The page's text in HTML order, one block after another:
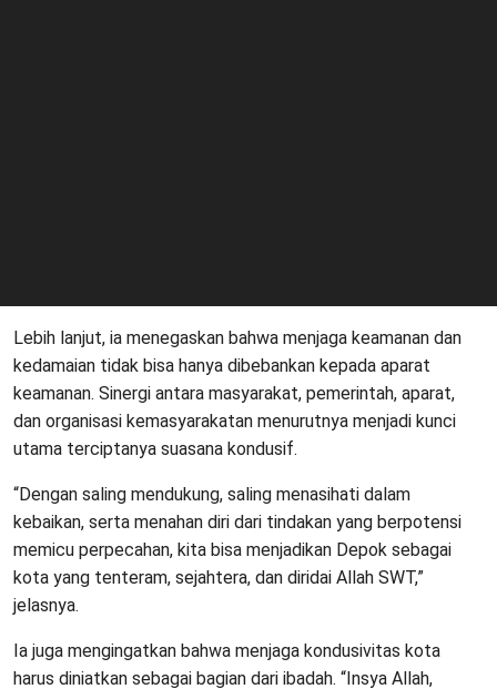
Lebih lanjut, ia menegaskan bahwa menjaga keamanan dan
kedamaian tidak bisa hanya dibebankan kepada aparat
keamanan. Sinergi antara masyarakat, pemerintah, aparat,
dan organisasi kemasyarakatan menurutnya menjadi kunci
utama terciptanya suasana kondusif.
“Dengan saling mendukung, saling menasihati dalam
kebaikan, serta menahan diri dari tindakan yang berpotensi
memicu perpecahan, kita bisa menjadikan Depok sebagai
kota yang tenteram, sejahtera, dan diridai Allah SWT,”
jelasnya.
Ia juga mengingatkan bahwa menjaga kondusivitas kota
harus diniatkan sebagai bagian dari ibadah. “Insya Allah,